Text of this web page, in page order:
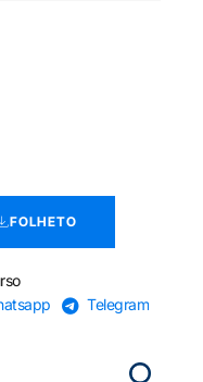
FOLHETO
Telegram